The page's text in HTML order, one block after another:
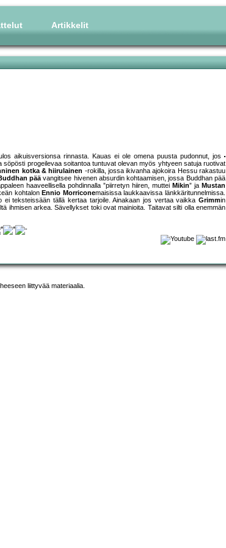
Artikkelit
aikuisversionsa rinnasta. Kauas ei ole omena puusta pudonnut, jos
progeilevaa soitantoa tuntuvat olevan myös yhtyeen satuja ruotivat
kotka & hiirulainen -rokilla, jossa ikivanha ajokoira Hessu rakastuu
päävangitsee hivenen absurdin kohtaamisen, jossa Buddhan pää
haaveellisella pohdinnalla ”piirretyn hiiren, muttei Mikin” ja Mustan
kohtalon Ennio Morriconemaisissa laukkaavissa länkkäritunnelmissa.
teksteissään tällä kertaa tarjoile. Ainakaan jos vertaa vaikka Grimmin
ihmisen arkea. Sävellykset toki ovat mainioita. Taitavat silti olla enemmän
liittyvää materiaalia.